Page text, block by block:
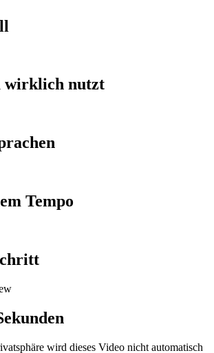
wirklich nutzt
Tempo
wird dieses Video nicht automatisch